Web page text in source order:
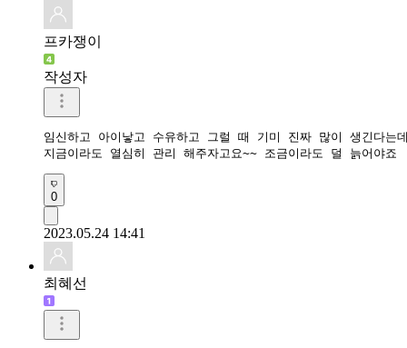
프카쟁이
작성자
임신하고 아이낳고 수유하고 그럴 때 기미 진짜 많이 생긴
지금이라도 열심히 관리 해주자고요~~ 조금이라도 덜 늙어야죠
0
2023.05.24 14:41
최혜선